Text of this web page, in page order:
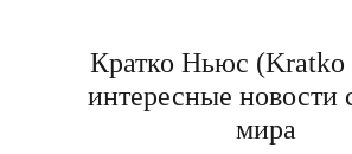
Кратко Ньюс (Kratko
интересные новости
мира